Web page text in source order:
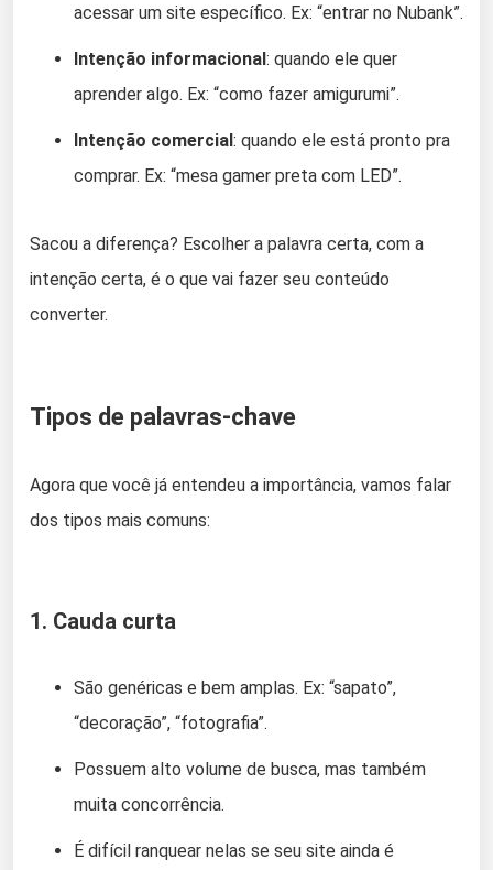
acessar um site específico. Ex: “entrar no Nubank”.
Intenção informacional: quando ele quer
aprender algo. Ex: “como fazer amigurumi”.
Intenção comercial: quando ele está pronto pra
comprar. Ex: “mesa gamer preta com LED”.
Sacou a diferença? Escolher a palavra certa, com a
intenção certa, é o que vai fazer seu conteúdo
converter.
Tipos de palavras-chave
Agora que você já entendeu a importância, vamos falar
dos tipos mais comuns:
1. Cauda curta
São genéricas e bem amplas. Ex: “sapato”,
“decoração”, “fotografia”.
Possuem alto volume de busca, mas também
muita concorrência.
É difícil ranquear nelas se seu site ainda é